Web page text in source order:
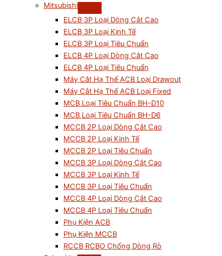
Mitsubishi
ELCB 3P Loại Dòng Cắt Cao
ELCB 3P Loại Kinh Tế
ELCB 3P Loại Tiêu Chuẩn
ELCB 4P Loại Dòng Cắt Cao
ELCB 4P Loại Tiêu Chuẩn
Máy Cắt Hạ Thế ACB Loại Drawout
Máy Cắt Hạ Thế ACB Loại Fixed
MCB Loại Tiêu Chuẩn BH-D10
MCB Loại Tiêu Chuẩn BH-D6
MCCB 2P Loại Dòng Cắt Cao
MCCB 2P Loại Kinh Tế
MCCB 2P Loại Tiêu Chuẩn
MCCB 3P Loại Dòng Cắt Cao
MCCB 3P Loại Kinh Tế
MCCB 3P Loại Tiêu Chuẩn
MCCB 4P Loại Dòng Cắt Cao
MCCB 4P Loại Tiêu Chuẩn
Phụ Kiện ACB
Phụ Kiện MCCB
RCCB RCBO Chống Dòng Rò